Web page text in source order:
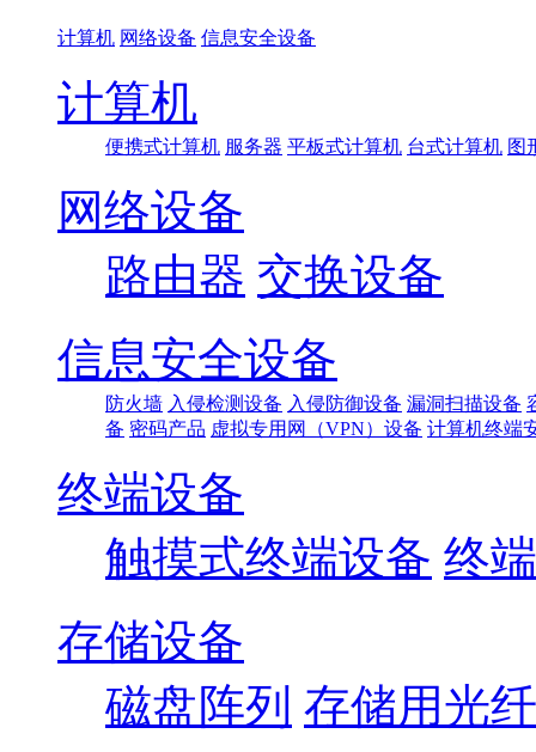
计算机 网络设备 信息安全设备
计算机
便携式计算机 服务器 平板式计算机 台式计算机 图
网络设备
路由器 交换设备
信息安全设备
防火墙 入侵检测设备 入侵防御设备 漏洞扫描设备
备 密码产品 虚拟专用网（VPN）设备 计算机终端
终端设备
触摸式终端设备 终
存储设备
磁盘阵列 存储用光